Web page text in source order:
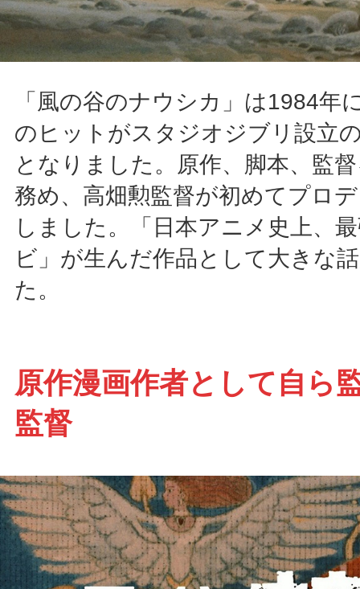
「風の谷のナウシカ」は1984年
のヒットがスタジオジブリ設立
となりました。原作、脚本、監
務め、高畑勲監督が初めてプロ
しました。「日本アニメ史上、
ビ」が生んだ作品として大きな
た。
原作漫画作者として自ら
監督